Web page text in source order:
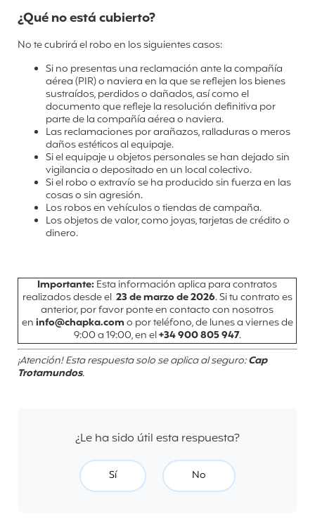
¿Qué no está cubierto?
No te cubrirá el robo en los siguientes casos:
Si no presentas una reclamación ante la compañía
aérea (PIR) o naviera en la que se reflejen los bienes
sustraídos, perdidos o dañados, así como el
documento que refleje la resolución definitiva por
parte de la compañía aérea o naviera.
Las reclamaciones por arañazos, ralladuras o meros
daños estéticos al equipaje.
Si el equipaje u objetos personales se han dejado sin
vigilancia o depositado en un local colectivo.
Si el robo o extravío se ha producido sin fuerza en las
cosas o sin agresión.
Los robos en vehículos o tiendas de campaña.
Los objetos de valor, como joyas, tarjetas de crédito o
dinero.
Importante:Esta información aplica para contratos
realizados desde el 23de marzo de 2026. Si tu contrato es
anterior, por favor ponte en contacto con nosotros
eninfo@chapka.como por teléfono, de lunes a viernes de
9:00 a 19:00, en el+34 900 805 947.
¡Atención! Esta respuesta solo se aplica al seguro:Cap
Trotamundos.
¿Le ha sido útil esta respuesta?
Sí No